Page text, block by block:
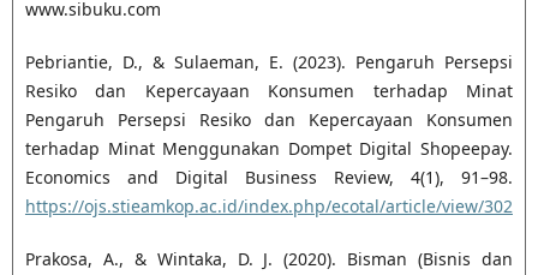
www.sibuku.com
Pebriantie, D., & Sulaeman, E. (2023). Pengaruh Persepsi
Resiko dan Kepercayaan Konsumen terhadap Minat
Pengaruh Persepsi Resiko dan Kepercayaan Konsumen
terhadap Minat Menggunakan Dompet Digital Shopeepay.
Economics and Digital Business Review, 4(1), 91–98.
https://ojs.stieamkop.ac.id/index.php/ecotal/article/view/302
Prakosa, A., & Wintaka, D. J. (2020). Bisman (Bisnis dan